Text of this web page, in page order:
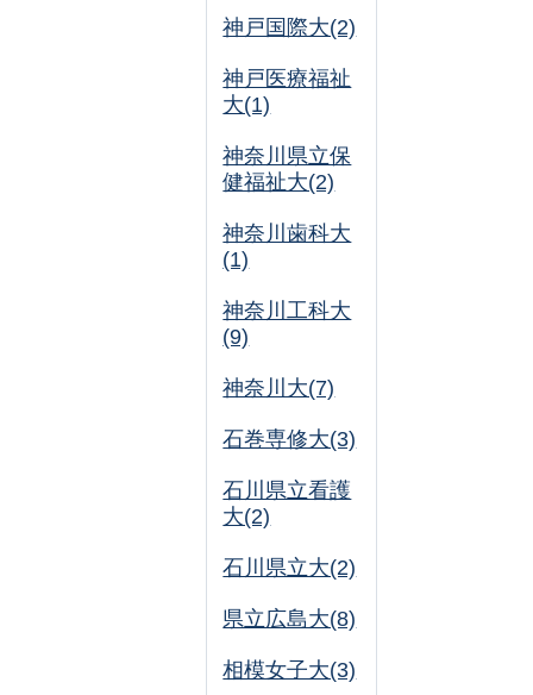
神戸国際大(2)
神戸医療福祉
大(1)
神奈川県立保
健福祉大(2)
神奈川歯科大
(1)
神奈川工科大
(9)
神奈川大(7)
石巻専修大(3)
石川県立看護
大(2)
石川県立大(2)
県立広島大(8)
相模女子大(3)